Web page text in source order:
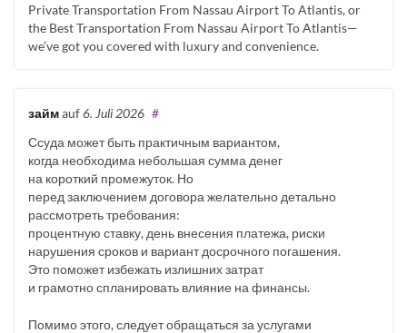
Private Transportation From Nassau Airport To Atlantis, or
the Best Transportation From Nassau Airport To Atlantis—
we’ve got you covered with luxury and convenience.
займauf6. Juli 2026 #
Ссуда может быть практичным вариантом,
когда необходима небольшая сумма денег
на короткий промежуток. Но
перед заключением договора желательно детально
рассмотреть требования:
процентную ставку, день внесения платежа, риски
нарушения сроков и вариант досрочного погашения.
Это поможет избежать излишних затрат
и грамотно спланировать влияние на финансы.
Помимо этого, следует обращаться за услугами